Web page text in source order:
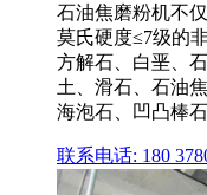
石油焦磨粉机不
莫氏硬度≤7级的
方解石、白垩、
土、滑石、石油
海泡石、凹凸棒
联系电话: 180